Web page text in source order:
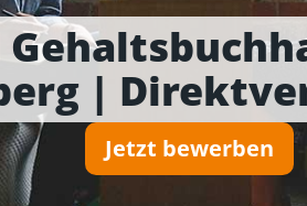
|
Jetzt bewerben